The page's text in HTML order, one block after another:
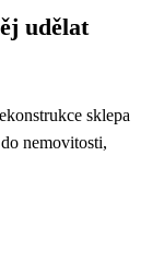
udělat
sklepa
nemovitosti,